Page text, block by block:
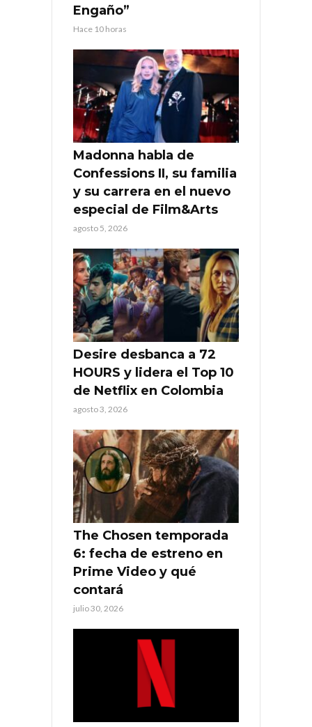
Engaño”
Hace 10 horas
Madonna habla de
Confessions II, su familia
y su carrera en el nuevo
especial de Film&Arts
agosto 5, 2026
Desire desbanca a 72
HOURS y lidera el Top 10
de Netflix en Colombia
agosto 3, 2026
The Chosen temporada
6: fecha de estreno en
Prime Video y qué
contará
julio 30, 2026